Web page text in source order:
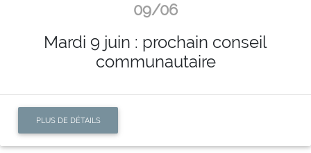
09/06
Mardi 9 juin : prochain conseil
communautaire
PLUS DE DÉTAILS